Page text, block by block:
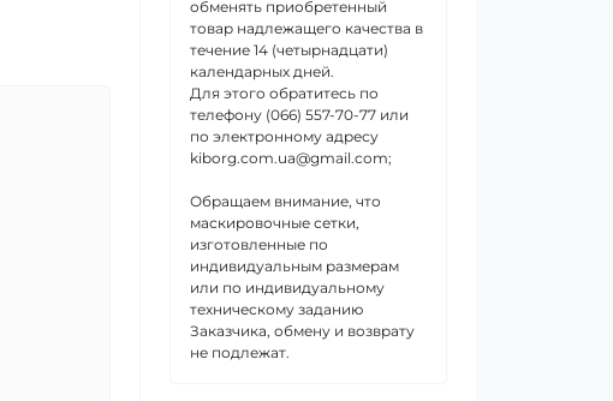
обменять приобретенный
товар надлежащего качества в
течение 14 (четырнадцати)
календарных дней.
Для этого обратитесь по
телефону (066) 557-70-77 или
по электронному адресу
kiborg.com.ua@gmail.com;
Обращаем внимание, что
маскировочные сетки,
изготовленные по
индивидуальным размерам
или по индивидуальному
техническому заданию
Заказчика, обмену и возврату
не подлежат.